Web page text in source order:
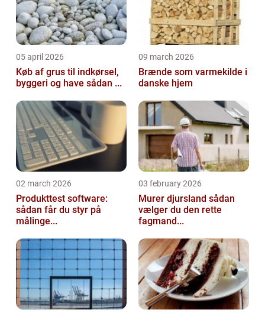
05 april 2026
Køb af grus til indkørsel,
byggeri og have sådan ...
09 march 2026
Brænde som varmekilde i
danske hjem
02 march 2026
Produkttest software:
sådan får du styr på
målinge...
03 february 2026
Murer djursland sådan
vælger du den rette
fagmand...